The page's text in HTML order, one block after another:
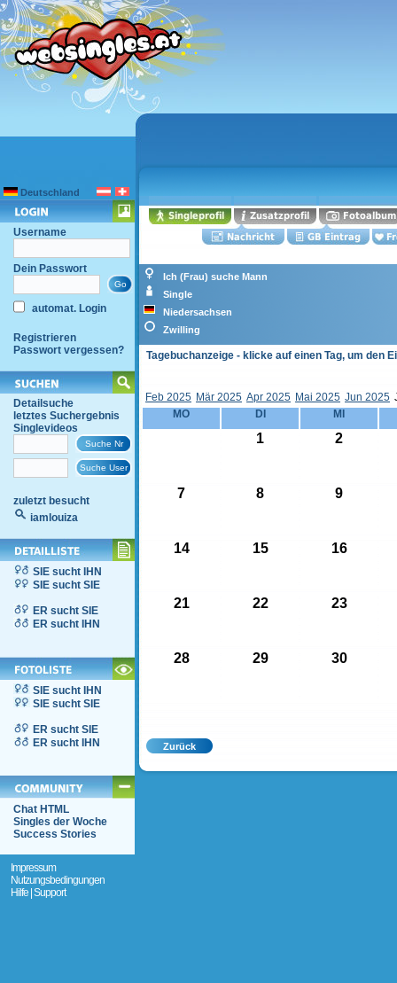
Deutschland
Username
Dein Passwort
automat. Login
Registrieren
Passwort vergessen?
Detailsuche
letztes Suchergebnis
Singlevideos
zuletzt besucht
iamlouiza
SIE sucht IHN
SIE sucht SIE
ER sucht SIE
ER sucht IHN
SIE sucht IHN
SIE sucht SIE
ER sucht SIE
ER sucht IHN
Chat HTML
Singles der Woche
Success Stories
Impressum
Nutzungsbedingungen
Hilfe | Support
Ich (Frau) suche Mann
Single
Niedersachsen
Zwilling
Tagebuchanzeige - klicke auf einen Tag, um den
Feb 2025 Mär 2025 Apr 2025 Mai 2025 Jun 2025
MO
DI MI
1 2
7 8 9
14 15 16
21 22 23
28 29 30